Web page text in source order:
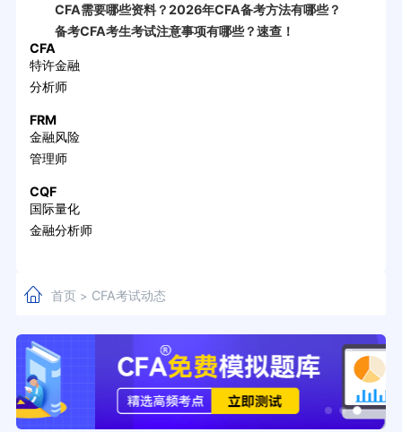
CFA需要哪些资料？2026年CFA备考方法有哪些？
备考CFA考生考试注意事项有哪些？速查！
CFA
特许金融
分析师
FRM
金融风险
管理师
CQF
国际量化
金融分析师
首页> CFA考试动态